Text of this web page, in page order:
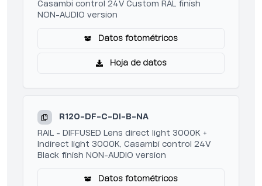
Casambi control 24V Custom RAL finish
NON-AUDIO version
Datos fotométricos
Hoja de datos
R120-DF-C-DI-B-NA
RAIL - DIFFUSED Lens direct light 3000K +
Indirect light 3000K, Casambi control 24V
Black finish NON-AUDIO version
Datos fotométricos